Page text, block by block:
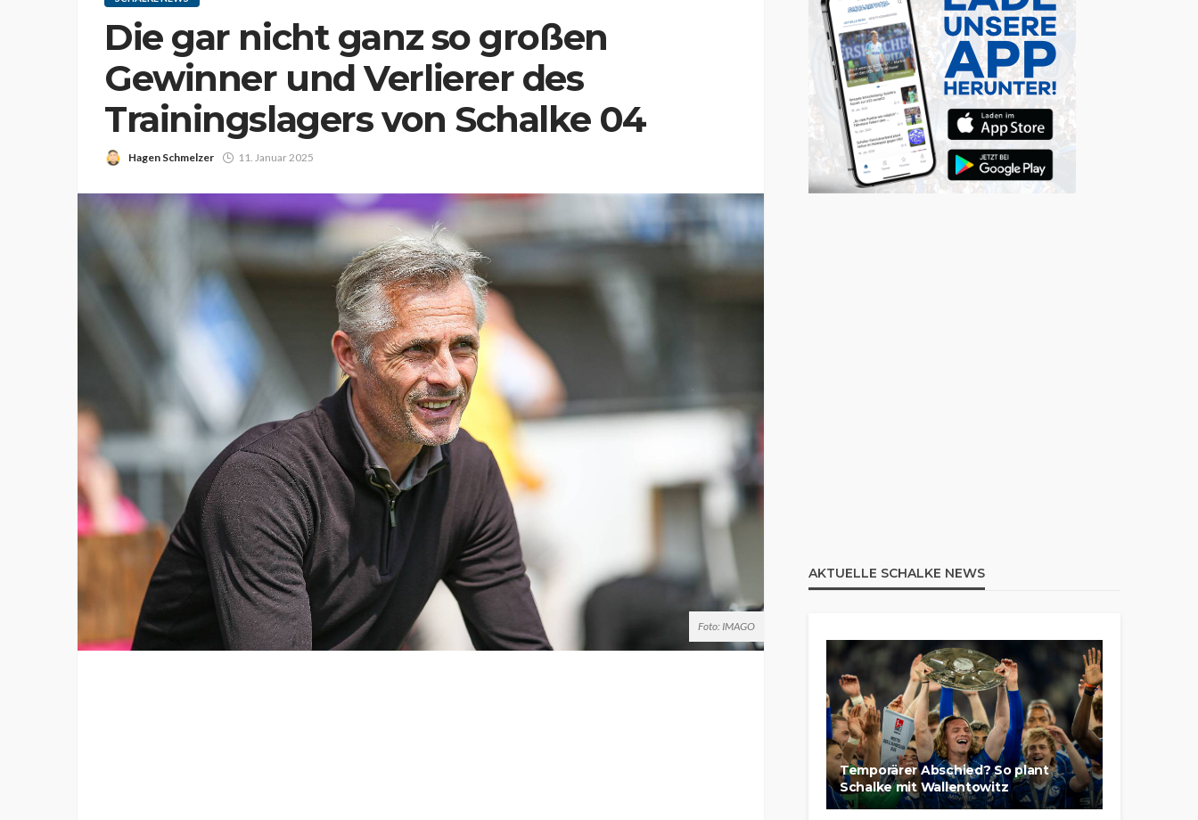
Die gar nicht ganz so großen
Gewinner und Verlierer des
Trainingslagers von Schalke 04
Hagen Schmelzer 11. Januar 2025
Foto: IMAGO
AKTUELLE SCHALKE NEWS
Temporärer Abschied? So plant
Schalke mit Wallentowitz